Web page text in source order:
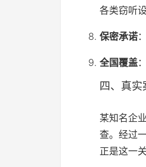
各类窃听设
保密承诺
全国覆盖
四、真实
某知名企
查。经过
正是这一